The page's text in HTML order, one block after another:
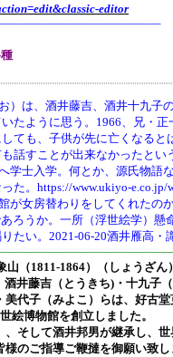
editor
種
）は、酒井藤吉、酒井十九子
たように思う。1966、兄・
ても、子供が先に亡くなると
話すことが出来なかったとい
士入学。何とか、源氏物語
。https://www.ukiyo-e.co.jp/
女房替わりをしてくれたのか
ろうか。一所（浮世絵学）懸
たい。2021-06-20酒井雁高・
山（1811-1864）（しょうざ
酒井藤吉（とうきち)・十九子
代子（みよこ）らは、好古堂
絵博物館を創立しました。
そして酒井邦男が継承し、
のご指導ご鞭撻を御願い致し